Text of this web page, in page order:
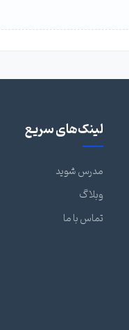
لینک‌های سریع
مدرس شوید
وبلاگ
تماس با ما